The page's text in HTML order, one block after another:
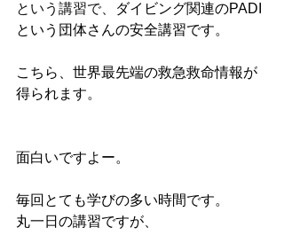
という講習で、
ダイビング関連のPADI
という団体さんの安全講習です。
こちら、世界最先端の救急救命情報が
得られます。
面白いですよー。
毎回とても学びの多い時間です。
丸一日の講習ですが、